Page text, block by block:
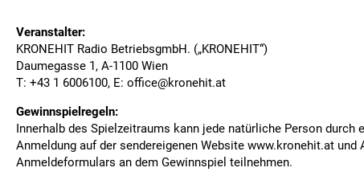
Veranstalter:
KRONEHIT Radio BetriebsgmbH. („KRONEHIT“)
Daumegasse 1, A-1100 Wien
T: +43 1 6006100, E: office@kronehit.at
Gewinnspielregeln:
Innerhalb des Spielzeitraums kann jede natürliche Person durch
Anmeldung auf der sendereigenen Website www.kronehit.at und
Anmeldeformulars an dem Gewinnspiel teilnehmen.